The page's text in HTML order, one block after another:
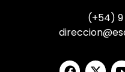
(+54) 9